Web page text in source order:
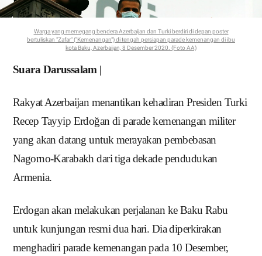
Warga yang memegang bendera Azerbaijan dan Turki berdiri di depan poster
bertuliskan "Zafar" ("Kemenangan") di tengah persiapan parade kemenangan di ibu
kota Baku, Azerbaijan, 8 Desember 2020. (Foto AA)
Suara Darussalam |
Rakyat Azerbaijan menantikan kehadiran Presiden Turki
Recep Tayyip Erdoğan diparade kemenangan militer
yang akan datang untuk merayakan pembebasan
Nagorno-Karabakh dari tiga dekade pendudukan
Armenia.
Erdogan akan melakukan perjalanan ke Baku Rabu
untuk kunjungan resmi dua hari. Dia diperkirakan
menghadiri parade kemenangan pada 10 Desember,